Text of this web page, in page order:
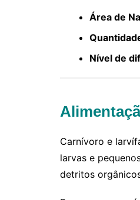
Área de
Nível de
Carnívoro e
larvas e
detritos